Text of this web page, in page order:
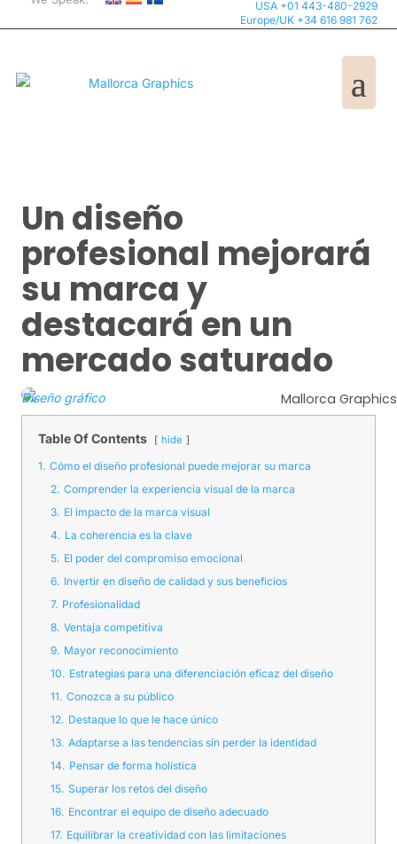
USA +01 443-480-2929
Europe/UK +34 616 981 762
Un diseño
profesional mejorará
su marca y
destacará en un
mercado saturado
Diseño gráfico Mallorca Graphics
Table Of Contents hide
1. Cómo el diseño profesional puede mejorar su marca
2. Comprender la experiencia visual de la marca
3. El impacto de la marca visual
4. La coherencia es la clave
5. El poder del compromiso emocional
6. Invertir en diseño de calidad y sus beneficios
7. Profesionalidad
8. Ventaja competitiva
9. Mayor reconocimiento
10. Estrategias para una diferenciación eficaz del diseño
11. Conozca a su público
12. Destaque lo que le hace único
13. Adaptarse a las tendencias sin perder la identidad
14. Pensar de forma holística
15. Superar los retos del diseño
16. Encontrar el equipo de diseño adecuado
17. Equilibrar la creatividad con las limitaciones